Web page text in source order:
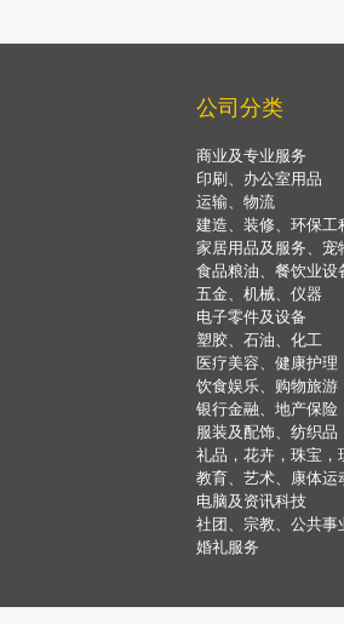
公司分类
商业及专业服务
印刷、办公室用品
运输、物流
建造、装修、环保工
家居用品及服务、宠
食品粮油、餐饮业设
五金、机械、仪器
电子零件及设备
塑胶、石油、化工
医疗美容、健康护理
饮食娱乐、购物旅游
银行金融、地产保险
服装及配饰、纺织品
礼品，花卉，珠宝，
教育、艺术、康体运
电脑及资讯科技
社团、宗教、公共事
婚礼服务